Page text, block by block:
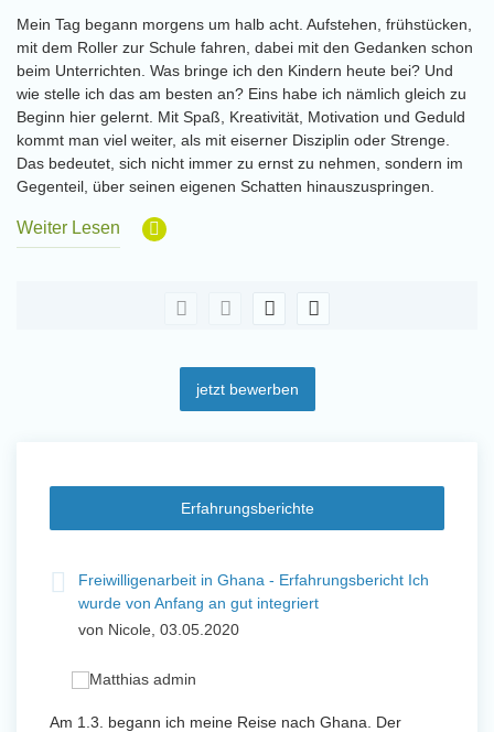
Mein Tag begann morgens um halb acht. Aufstehen, frühstücken,
mit dem Roller zur Schule fahren, dabei mit den Gedanken schon
beim Unterrichten. Was bringe ich den Kindern heute bei? Und
wie stelle ich das am besten an? Eins habe ich nämlich gleich zu
Beginn hier gelernt. Mit Spaß, Kreativität, Motivation und Geduld
kommt man viel weiter, als mit eiserner Disziplin oder Strenge.
Das bedeutet, sich nicht immer zu ernst zu nehmen, sondern im
Gegenteil, über seinen eigenen Schatten hinauszuspringen.
Weiter Lesen
jetzt bewerben
Erfahrungsberichte
Freiwilligenarbeit in Ghana - Erfahrungsbericht Ich
wurde von Anfang an gut integriert
von Nicole, 03.05.2020
Am 1.3. begann ich meine Reise nach Ghana. Der